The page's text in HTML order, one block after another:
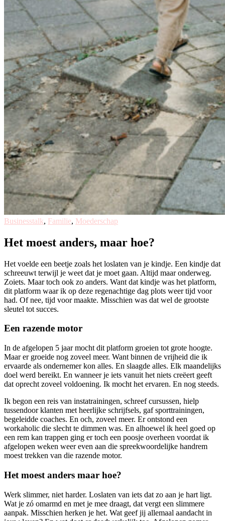
Businesstalk, Familie, Moederschap
Het moest anders, maar hoe?
Het voelde een beetje zoals het loslaten van je kindje. Een kindje dat
schreeuwt terwijl je weet dat je moet gaan. Altijd maar onderweg.
Zoiets. Maar toch ook zo anders. Want dat kindje was het platform,
dit platform waar ik op deze regenachtige dag plots weer tijd voor
had. Of nee, tijd voor maakte. Misschien was dat wel de grootste
sleutel tot succes.
Een razende motor
In de afgelopen 5 jaar mocht dit platform groeien tot grote hoogte.
Maar er groeide nog zoveel meer. Want binnen de vrijheid die ik
ervaarde als ondernemer kon alles. En slaagde alles. Elk maandelijks
doel werd bereikt. En wanneer je iets vanuit het niets creëert geeft
dat oprecht zoveel voldoening. Ik mocht het ervaren. En nog steeds.
Ik begon een reis van instatrainingen, schreef cursussen, hielp
tussendoor klanten met heerlijke schrijfsels, gaf sporttrainingen,
begeleidde coaches. En och, zoveel meer. Er ontstond een
workaholic die slecht te dimmen was. En alhoewel ik heel goed op
een rem kan trappen ging er toch een poosje overheen voordat ik
afgelopen weken weer even aan die spreekwoordelijke handrem
moest trekken van die razende motor.
Het moest anders maar hoe?
Werk slimmer, niet harder. Loslaten van iets dat zo aan je hart ligt.
Wat je zó omarmd en met je mee draagt, dat vergt een slimmere
aanpak. Misschien herken je het. Wat geef jij allemaal aandacht in